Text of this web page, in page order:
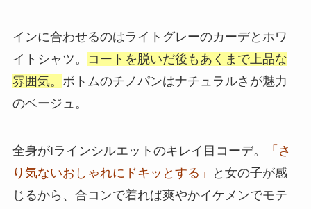
インに合わせるのはライトグレーのカーデとホワ
イトシャツ。
コートを脱いだ後もあくまで上品な
雰囲気。 ボトムのチノパンはナチュラルさが魅力
のベージュ。
全身がIラインシルエットのキレイ目コーデ。
「さ
り気ないおしゃれにドキッとする」
と女の子が感
じるから、合コンで着れば爽やかイケメンでモテ